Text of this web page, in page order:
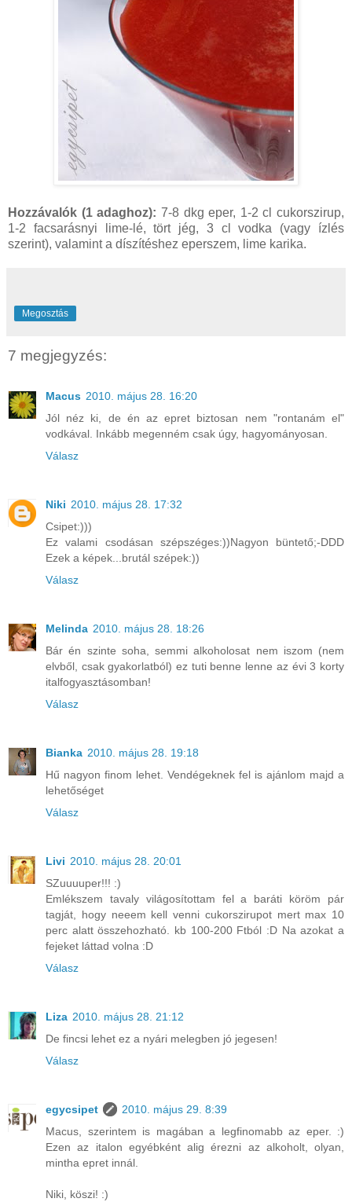
Hozzávalók (1 adaghoz): 7-8 dkg eper, 1-2 cl cukorszirup,
1-2 facsarásnyi lime-lé, tört jég, 3 cl vodka (vagy ízlés
szerint), valamint a díszítéshez eperszem, lime karika.
Megosztás
7 megjegyzés:
Macus 2010. május 28. 16:20
Jól néz ki, de én az epret biztosan nem "rontanám el"
vodkával. Inkább megenném csak úgy, hagyományosan.
Válasz
Niki 2010. május 28. 17:32
Csipet:)))
Ez valami csodásan szépszéges:))Nagyon büntető;-DDD
Ezek a képek...brutál szépek:))
Válasz
Melinda 2010. május 28. 18:26
Bár én szinte soha, semmi alkoholosat nem iszom (nem
elvből, csak gyakorlatból) ez tuti benne lenne az évi 3 korty
italfogyasztásomban!
Válasz
Bianka 2010. május 28. 19:18
Hű nagyon finom lehet. Vendégeknek fel is ajánlom majd a
lehetőséget
Válasz
Livi 2010. május 28. 20:01
SZuuuuper!!! :)
Emlékszem tavaly világosítottam fel a baráti köröm pár
tagját, hogy neeem kell venni cukorszirupot mert max 10
perc alatt összehozható. kb 100-200 Ftból :D Na azokat a
fejeket láttad volna :D
Válasz
Liza 2010. május 28. 21:12
De fincsi lehet ez a nyári melegben jó jegesen!
Válasz
egycsipet
2010. május 29. 8:39
Macus, szerintem is magában a legfinomabb az eper. :)
Ezen az italon egyébként alig érezni az alkoholt, olyan,
mintha epret innál.
Niki, köszi! :)